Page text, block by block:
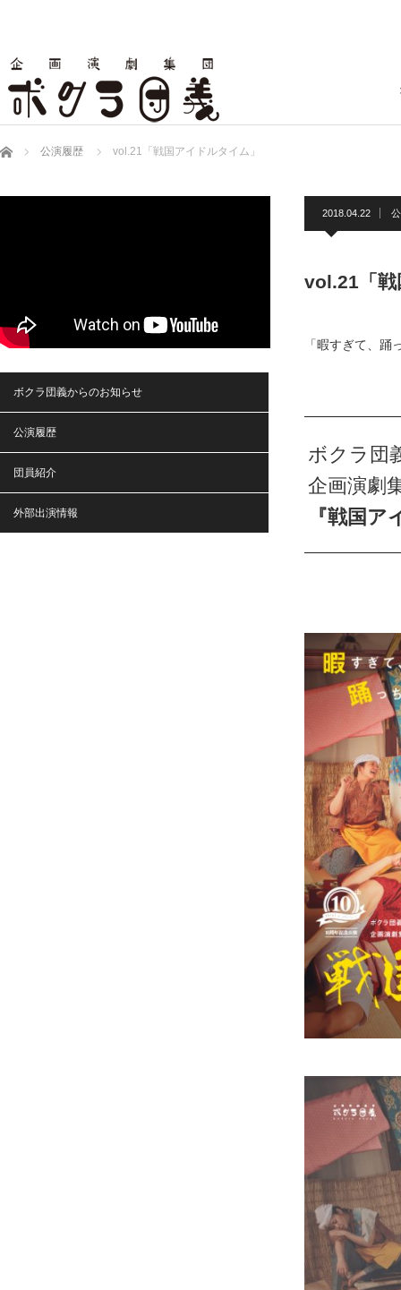
ホーム 公演履歴 vol.21「戦国アイドルタイム」
2018.04.22
vol.21「
「暇すぎて、踊
ボクラ団
企画演劇
『戦国
ボクラ団義からのお知らせ
公演履歴
団員紹介
外部出演情報